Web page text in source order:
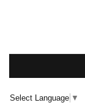
Select Language ▼